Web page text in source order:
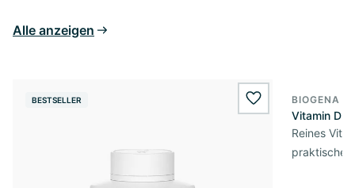
Alle anzeigen
BESTSELLER wishlist.add
BIOGENA
Vitamin D3
Reines
praktischer